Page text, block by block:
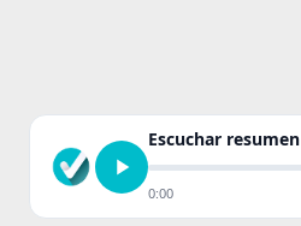
Escuchar resumen
0:00